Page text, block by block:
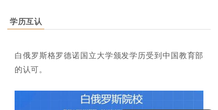
学历互认
白俄罗斯格罗德诺国立大学颁发学历受到中国教育部
的认可。